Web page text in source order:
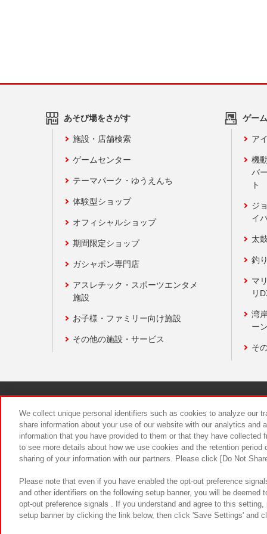
あそび場をさがす
施設・店舗検索
ゲームセンター
テーマパーク・ゆうえんち
体験型ショップ
オフィシャルショップ
期間限定ショップ
ガシャポン専門店
アスレチック・スポーツエンタメ
施設
お子様・ファミリー向け施設
その他の施設・サービス
ゲー
ア
機
バ
ト
ジ
イ
太
釣
マ
リ
湾
ー
そ
食品のご
We collect unique personal identifiers such as cookies to analyze our
share information about your use of our website with our analytics and
information that you have provided to them or that they have
to see more details about how we use cookies and the retention
sharing of your information with our partners. Please click [Do Not
Please note that even if you have enabled the opt-out preference
and other identifiers on the following setup banner, you will be
opt-out preference signals . If you understand and agree to this
setup banner by clicking the link below, then click 'Save Settings' and